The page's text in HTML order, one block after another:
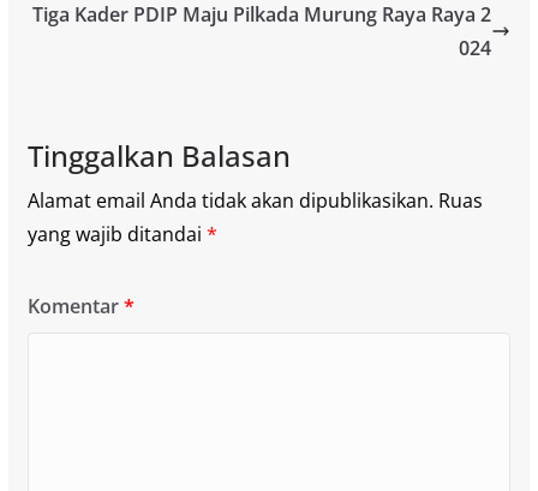
Tiga Kader PDIP Maju Pilkada Murung Raya Raya 2
024
Tinggalkan Balasan
Alamat email Anda tidak akan dipublikasikan. Ruas
yang wajib ditandai *
Komentar*